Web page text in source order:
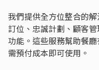
我們提供全方位整合的
訂位、忠誠計劃、顧客
功能。這些服務幫助餐
需預付成本即可使用。